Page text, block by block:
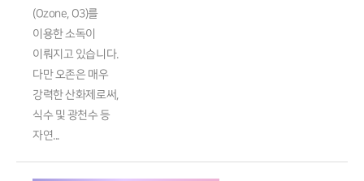
(Ozone, O3)를
이용한 소독이
이뤄지고 있습니다.
다만 오존은 매우
강력한 산화제로써,
식수 및 광천수 등
자연...